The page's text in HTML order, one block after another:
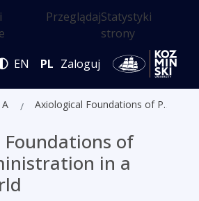
PrzeglądajStatystyki
strony
EN PL Zaloguj
Artykuły Axiological Foundations of Public Administration in a Digital World
of
in a